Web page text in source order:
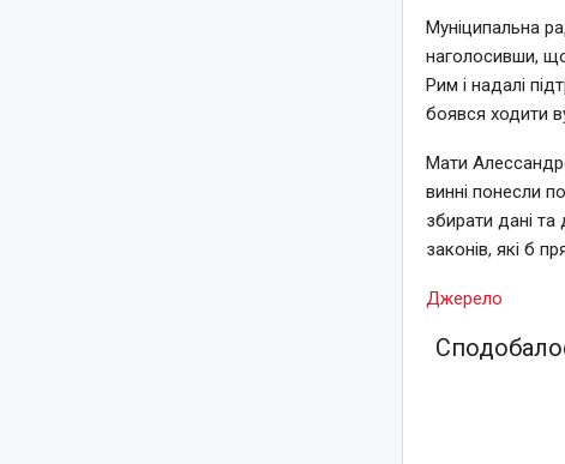
Муніципальна
наголосивши, що
Рим і надалі
боявся ходити
Мати
винні понесли
збирати дані та
законів, які б
Джерело